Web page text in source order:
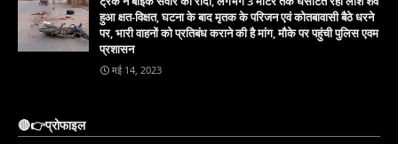
हुआ क्षत-विक्षत, घटना के बाद मृतक के परिजन एवं कोतबावासी बैठे धरने
पर, भारी वाहनों को प्रतिबंध कराने की है मांग, मौके पर पहुंची पुलिस एवम
प्रशासन
मई 14, 2023
🔴👉प्रोफाइल